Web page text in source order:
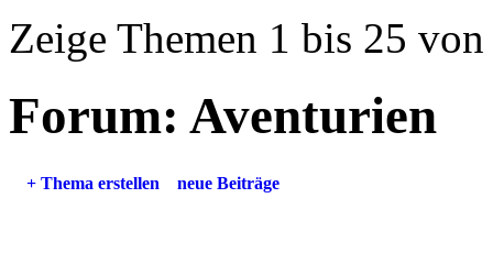
Zeige Themen 1 bis 25
Forum: Aventurien
+ Thema erstellen neue Beiträge